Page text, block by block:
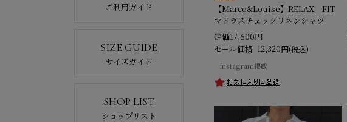
ご利用ガイド
SIZE GUIDE
サイズガイド
SHOP LIST
ショップリスト
【Marco&Louise】RELAX FIT
マドラスチェックリネンシャツ
定価17,600円
セール価格 12,320円(税込)
instagram掲載